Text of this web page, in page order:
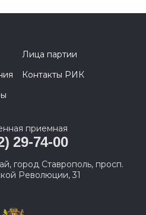
Лица партии
Контакты РИК
приемная
29-74-00
город Ставрополь, просп.
Революции, 31